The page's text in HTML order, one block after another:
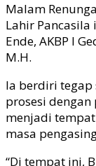
Malam
Lahir
Ende, AKBP I
M.H.
Ia berdiri tegap
prosesi
menjadi
masa
“Di tempat ini,